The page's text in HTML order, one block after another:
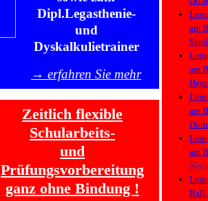
Dipl.Legasthenie-
und
Dyskalkulietrainer
→ erfahren Sie mehr
Zeitlich flexible
Schularbeits-
und
Prüfungsvorbereitung
ganz ohne Bindung !
Lern
am
Lern
am
Lern
am
Lern
am
Lern
Ball